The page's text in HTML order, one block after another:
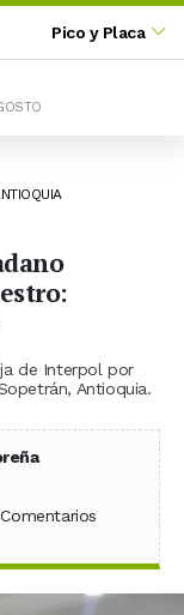
Pico y Placa
de Interpol por
Antioquia.
Facebook
en X (Twitter)
en WhatsApp
Comentarios